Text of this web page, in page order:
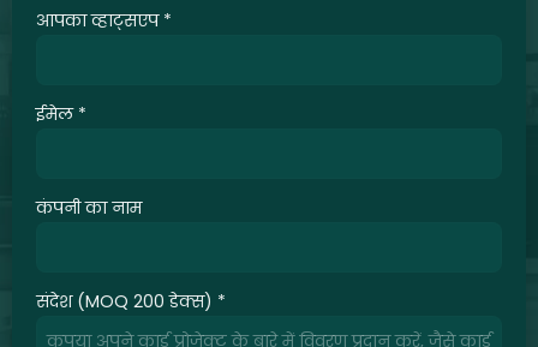
आपका व्हाट्सएप *
ईमेल *
कंपनी का नाम
संदेश (MOQ 200 डेक्स) *